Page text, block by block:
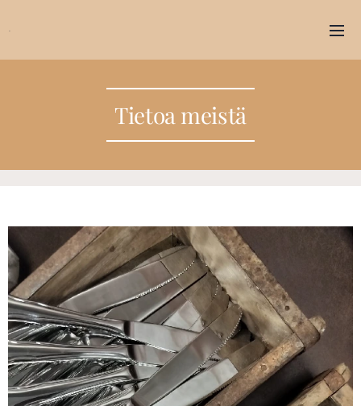
.
Tietoa meistä